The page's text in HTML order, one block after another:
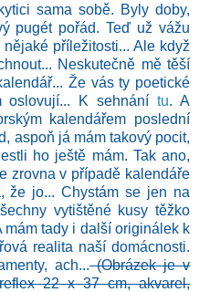
sama sobě. Byly doby,
pugét pořád. Teď už vážu
příležitosti... Ale když
Neskutečně mě těší
Že vás ty poetické
oslovují... K sehnánítu. A
kalendářem poslední
aspoň já mám takový pocit,
ho ještě mám. Tak ano,
zrovna v případě kalendáře
že jo... Chystám se jen na
vytištěné kusy těžko
mám tady i další originálek k
realita naší domácnosti.
ach...(Obrázek je v
22 x 37 cm, akvarel,